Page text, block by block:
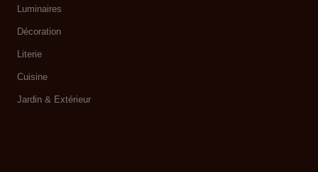
Luminaires
Décoration
Literie
Cuisine
Jardin & Extérieur